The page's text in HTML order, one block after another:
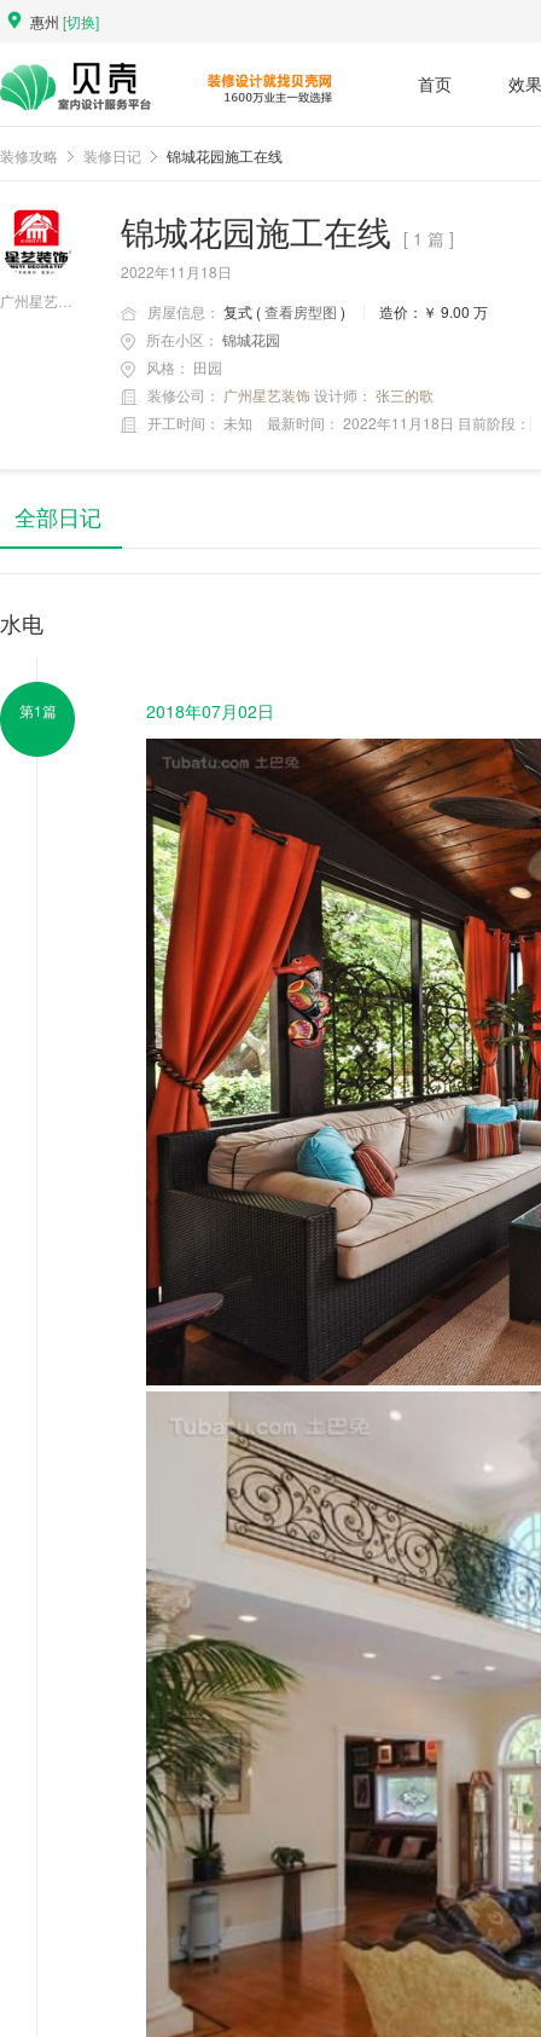
惠州 [切换]
首页 效
装修攻略 装修日记 锦城花园施工在线
锦城花园施工在线 [ 1 篇 ]
2022年11月18日
房屋信息： 复式 (查看房型图 )
造价：￥ 9.00 万
所在小区： 锦城花园
风格： 田园
装修公司： 广州星艺装饰设计师： 张三的歌
开工时间： 未知 最新时间： 2022年11月18日 目前阶段：
全部日记
水电
第1篇 2018年07月02日